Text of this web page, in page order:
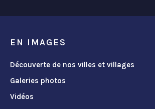
EN IMAGES
Découverte de nos villes et villages
Galeries photos
Vidéos